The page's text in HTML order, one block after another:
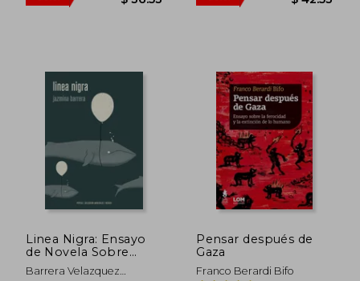
45%
dcto.
Linea Nigra: Ensayo
de Novela Sobre
Embarazos y
Terremotos
Barrera Velazquez
Pensar después de
Gaza
Franco Berardi Bifo